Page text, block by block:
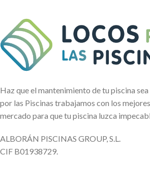
Haz que el mantenimiento de tu piscina
por las Piscinas trabajamos con los
mercado para que tu piscina luzca
ALBORÁN PISCINAS GROUP, S.L.
CIF B01938729.